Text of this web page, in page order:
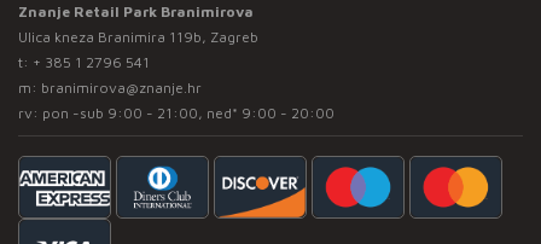
Znanje Retail Park Branimirova
Ulica kneza Branimira 119b, Zagreb
t: + 385 1 2796 541
m: branimirova@znanje.hr
rv: pon -sub 9:00 - 21:00, ned* 9:00 - 20:00